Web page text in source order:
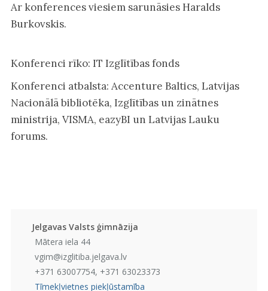
Ar konferences viesiem sarunāsies Haralds
Burkovskis.
Konferenci rīko: IT Izglītības fonds
Konferenci atbalsta: Accenture Baltics, Latvijas
Nacionālā bibliotēka, Izglītības un zinātnes
ministrija, VISMA, eazyBI un Latvijas Lauku
forums.
Jelgavas Valsts ģimnāzija
Mātera iela 44
vgim@izglitiba.jelgava.lv
+371 63007754, +371 63023373
Tīmekļvietnes piekļūstamība